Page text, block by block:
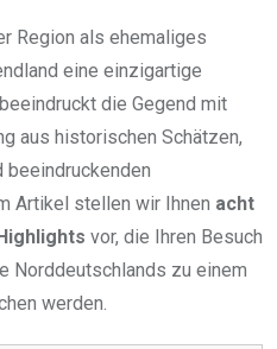
Region als ehemaliges
eine einzigartige
die Gegend mit
aus historischen Schätzen,
beeindruckenden
Artikel stellen wir Ihnen acht
vor, die Ihren Besuch
Norddeutschlands zu einem
werden.